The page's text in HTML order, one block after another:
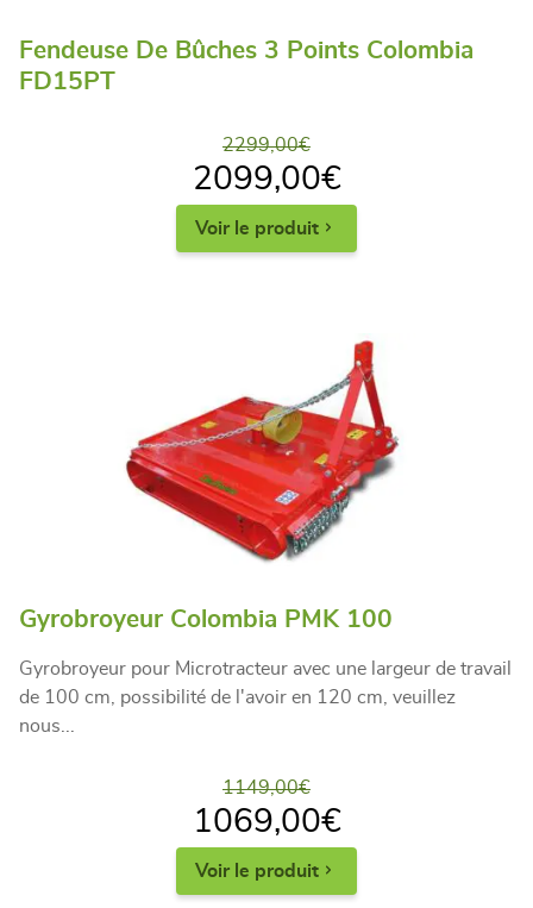
Fendeuse De Bûches 3 Points Colombia
FD15PT
2299,00€
2099,00€
Voir le produit
Gyrobroyeur Colombia PMK 100
Gyrobroyeur pour Microtracteur avec une largeur de travail
de 100 cm, possibilité de l'avoir en 120 cm, veuillez
nous...
1149,00€
1069,00€
Voir le produit